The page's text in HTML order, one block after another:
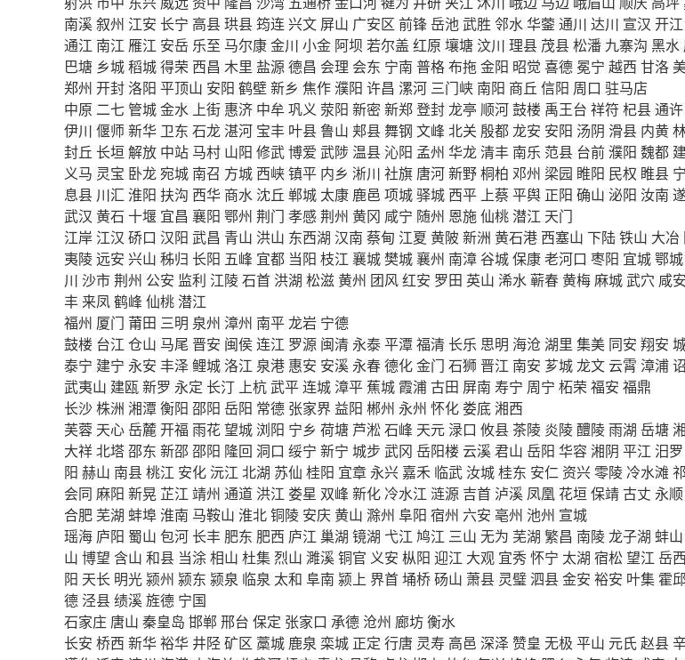
南溪叙州 江安 长宁 高县珙县筠连兴文 屏山 广安区 前锋岳池武胜 邻水华蓥 通川 达川 宣汉 开江
通江 南江 雁江 安岳 乐至 马尔康金川 小金 阿坝 若尔盖 红原 壤塘 汶川 理县 茂县松潘 九寨沟 黑水
巴塘 乡城稻城得荣 西昌 木里 盐源德昌 会理 会东 宁南 普格布拖金阳 昭觉 喜德 冕宁 越西 甘洛
郑州 开封洛阳 平顶山 安阳 鹤壁新乡 焦作濮阳 许昌 漯河 三门峡 南阳 商丘 信阳 周口 驻马店
中原 二七 管城金水 上街 惠济 中牟巩义 荥阳 新密 新郑登封龙亭 顺河鼓楼 禹王台 祥符 杞县通许
伊川 偃师新华 卫东 石龙湛河 宝丰 叶县鲁山 郏县舞钢 文峰 北关 殷都龙安 安阳 汤阴 滑县 内黄
封丘 长垣解放 中站 马村 山阳 修武博爱 武陟 温县沁阳 孟州 华龙清丰 南乐 范县 台前濮阳 魏都
义马 灵宝 卧龙宛城 南召 方城 西峡镇平 内乡 淅川 社旗 唐河新野桐柏 邓州 梁园 睢阳 民权 睢县
息县 川汇 淮阳 扶沟 西华 商水 沈丘 郸城 太康 鹿邑 项城驿城 西平 上蔡 平舆 正阳 确山 泌阳 汝南
武汉 黄石 十堰 宜昌 襄阳 鄂州 荆门 孝感荆州 黄冈 咸宁 随州 恩施仙桃潜江 天门
江岸 江汉 硚口 汉阳 武昌 青山 洪山 东西湖 汉南 蔡甸 江夏 黄陂 新洲 黄石港 西塞山 下陆铁山 大冶
夷陵远安 兴山 秭归 长阳 五峰 宜都 当阳 枝江 襄城樊城襄州 南漳谷城保康老河口 枣阳 宜城鄂城
川 沙市荆州 公安 监利 江陵石首 洪湖 松滋黄州 团风红安 罗田 英山 浠水蕲春黄梅麻城武穴 咸安
丰 来凤鹤峰 仙桃潜江
福州 厦门 莆田 三明 泉州 漳州 南平龙岩 宁德
鼓楼 台江 仓山 马尾 晋安 闽侯连江 罗源 闽清 永泰平潭福清 长乐 思明 海沧 湖里 集美 同安 翔安
泰宁 建宁 永安 丰泽鲤城洛江 泉港 惠安 安溪 永春德化金门 石狮 晋江 南安 芗城龙文 云霄 漳浦
武夷山 建瓯新罗 永定 长汀 上杭武平连城 漳平 蕉城 霞浦古田 屏南 寿宁 周宁 柘荣 福安 福鼎
长沙株洲 湘潭衡阳 邵阳 岳阳 常德 张家界 益阳 郴州 永州 怀化 娄底湘西
芙蓉 天心岳麓开福 雨花望城 浏阳 宁乡 荷塘 芦淞石峰 天元 渌口 攸县茶陵 炎陵醴陵雨湖 岳塘
大祥北塔邵东 新邵邵阳 隆回 洞口 绥宁 新宁 城步 武冈 岳阳楼 云溪君山 岳阳 华容湘阴 平江 汨罗
阳 赫山 南县桃江 安化沅江 北湖 苏仙 桂阳 宜章 永兴 嘉禾 临武 汝城桂东 安仁 资兴零陵 冷水滩
会同 麻阳 新晃 芷江 靖州 通道 洪江 娄星 双峰 新化 冷水江 涟源 吉首 泸溪 凤凰 花垣保靖古丈 永顺
合肥 芜湖 蚌埠淮南 马鞍山 淮北铜陵 安庆黄山 滁州 阜阳 宿州 六安 亳州 池州 宣城
瑶海 庐阳 蜀山 包河 长丰 肥东 肥西 庐江 巢湖 镜湖 弋江 鸠江 三山 无为 芜湖 繁昌 南陵龙子湖 蚌山
山 博望 含山 和县 当涂相山 杜集 烈山 濉溪铜官 义安 枞阳 迎江 大观 宜秀怀宁 太湖 宿松 望江 岳西
阳 天长 明光颍州 颍东 颍泉 临泉 太和 阜南 颍上 界首埇桥砀山 萧县 灵璧泗县金安 裕安 叶集 霍
德 泾县绩溪旌德 宁国
石家庄 唐山 秦皇岛 邯郸 邢台 保定 张家口 承德 沧州 廊坊衡水
长安 桥西 新华裕华 井陉矿区 藁城 鹿泉 栾城 正定 行唐 灵寿 高邑 深泽 赞皇 无极 平山 元氏赵县